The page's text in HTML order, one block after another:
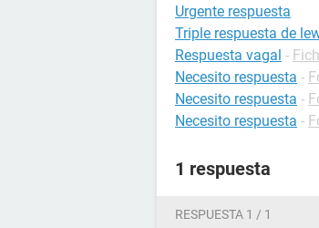
Urgente respuesta
Triple respuesta de
Respuesta vagal -
Necesito respuesta -
Necesito respuesta -
Necesito respuesta -
1 respuesta
RESPUESTA 1 / 1